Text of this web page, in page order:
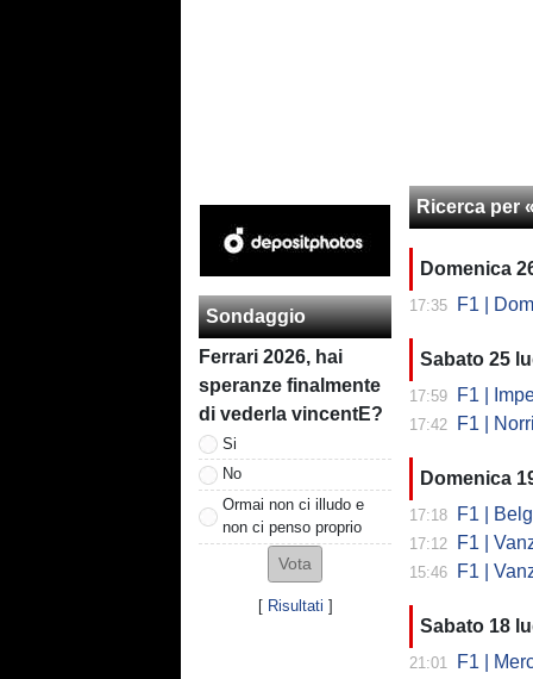
Sondaggio
Ferrari 2026, hai
speranze finalmente
di vederla vincentE?
Si
No
Ormai non ci illudo e
non ci penso proprio
[ Risultati ]
Ricerca per
Domenica
17:35 F1 |
Sabato 25
17:59 F1 |
17:42 F1 |
Domenica
17:18 F1 |
17:12 F1 |
15:46 F1 |
Sabato 18
21:01 F1 |